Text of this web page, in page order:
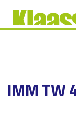
IMM TW